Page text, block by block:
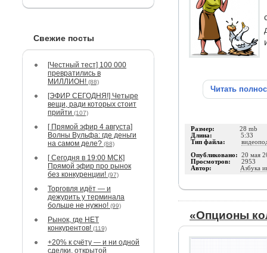
Свежие посты
[Честный тест] 100 000
превратились в
МИЛЛИОН! (88)
[ЭФИР СЕГОДНЯ!] Четыре
вещи, ради которых стоит
прийти (107)
[ Прямой эфир 4 августа]
Волны Вульфа: где деньги
на самом деле? (88)
[ Сегодня в 19:00 МСК]
Прямой эфир про рынок
без конкуренции! (97)
Торговля идёт — и
дежурить у терминала
больше не нужно! (99)
Рынок, где НЕТ
конкурентов! (119)
+20% к счёту — и ни одной
сделки, открытой
Читать
Размер: 28 mb
Длина: 5:33
Тип файла:
Опубликовано: 20 мая
Просмотров: 2953
Автор: Азбука
«Опционы